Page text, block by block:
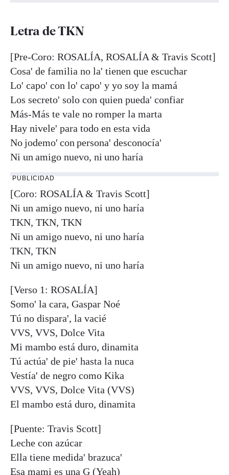
Letra de TKN
[Pre-Coro: ROSALÍA, ROSALÍA & Travis Scott]
Cosa' de familia no la' tienen que escuchar
Lo' capo' con lo' capo' y yo soy la mamá
Los secreto' solo con quien pueda' confiar
Más-Más te vale no romper la marta
Hay nivele' para todo en esta vida
No jodemo' con persona' desconocía'
Ni un amigo nuevo, ni uno haría
PUBLICIDAD
[Coro: ROSALÍA & Travis Scott]
Ni un amigo nuevo, ni uno haría
TKN, TKN, TKN
Ni un amigo nuevo, ni uno haría
TKN, TKN
Ni un amigo nuevo, ni uno haría
[Verso 1: ROSALÍA]
Somo' la cara, Gaspar Noé
Tú no dispara', la vacié
VVS, VVS, Dolce Vita
Mi mambo está duro, dinamita
Tú actúa' de pie' hasta la nuca
Vestía' de negro como Kika
VVS, VVS, Dolce Vita (VVS)
El mambo está duro, dinamita
[Puente: Travis Scott]
Leche con azúcar
Ella tiene medida' brazuca'
Esa mami es una G (Yeah)